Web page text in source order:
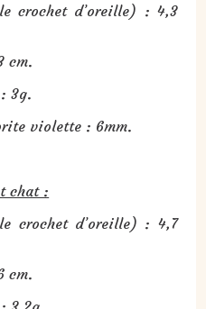
crochet d’oreille) : 4,3
cm.
3g.
violette : 6mm.
chat :
crochet d’oreille) : 4,7
cm.